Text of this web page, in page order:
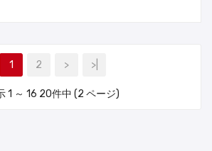
1 2 > >|
1 ～ 16 20件中 (2 ページ)